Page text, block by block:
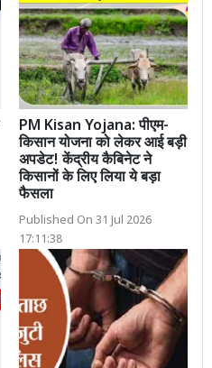
PM Kisan Yojana: पीएम-
किसान योजना को लेकर आई बड़ी
अपडेट! केंद्रीय कैबिनेट ने
किसानों के लिए लिया ये बड़ा
फैसला
Published On 31 Jul 2026
17:11:38